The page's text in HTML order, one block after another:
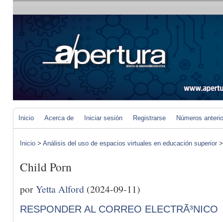
Inicio Acerca de Iniciar sesión Registrarse Números
Inicio > Análisis del uso de espacios virtuales en educación superior
Child Porn
porYetta Alford (2024-09-11)
RESPONDER AL CORREO ELECTRÃ³NICO